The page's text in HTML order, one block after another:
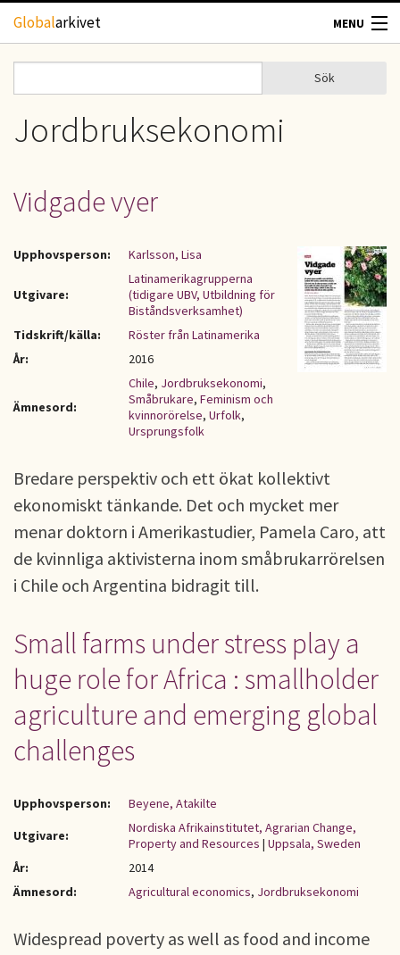
Hoppa till huvudinnehåll
Globalarkivet MENU
TIDSKRIFTER
UPPHOVSRÄTT
OM OSS
Sökformulär
Sök
Jordbruksekonomi
Vidgade vyer
Upphovsperson: Karlsson, Lisa
Utgivare:
Latinamerikagrupperna
(tidigare UBV, Utbildning för
Biståndsverksamhet)
Tidskrift/källa:
Röster från Latinamerika
År:
2016
Ämnesord:
Chile, Jordbruksekonomi,
Småbrukare, Feminism och
kvinnorörelse, Urfolk,
Ursprungsfolk
Bredare perspektiv och ett ökat kollektivt
ekonomiskt tänkande. Det och mycket mer
menar doktorn i Amerikastudier, Pamela Caro, att
de kvinnliga aktivisterna inom småbrukarrörelsen
i Chile och Argentina bidragit till.
Small farms under stress play a
huge role for Africa : smallholder
agriculture and emerging global
challenges
Upphovsperson:
Beyene, Atakilte
Utgivare:
Nordiska Afrikainstitutet, Agrarian Change,
Property and Resources | Uppsala, Sweden
År:
2014
Ämnesord:
Agricultural economics, Jordbruksekonomi
Widespread poverty as well as food and income